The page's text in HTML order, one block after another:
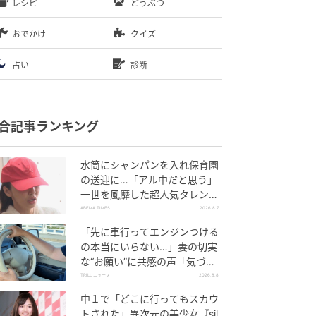
レシピ どうぶつ
おでかけ クイズ
占い 診断
記事ランキング
水筒にシャンパンを入れ保育園
の送迎に…「アル中だと思う」
一世を風靡した超人気タレン
ト、酒漬けだった日々を告白
ABEMA TIMES 2026.8.7
「先に車行ってエンジンつける
の本当にいらない…」妻の切実
な“お願い”に共感の声「気づか
ないんですよね…」
TRILL ニュース 2026.8.8
中１で「どこに行ってもスカウ
トされた」異次元の美少女『sil